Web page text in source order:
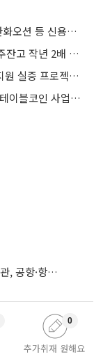
다시 살아난 ‘중후장대’…HD건설기계·한화오션 등 신용도 상승 랠리
쎄크, 한화에어로와 추가 계약…방산 수주잔고 작년 2배 규모 성장 소식에 상승세
한화큐셀 태양전지, 달로 간다…NASA 지원 실증 프로젝트 참여
마스터카드, BVNK 18억 달러 인수로 스테이블코인 사업 본격 확장
요르단 아카바 지역에 '대피령'…美 대사관, 공항·항구 접근 금지 권고
추가취재 원해요
0